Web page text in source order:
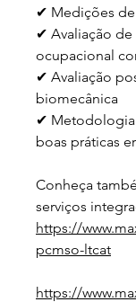
✔ Medições
✔ Avaliação
ocupacional
✔ Avaliação
biomecânica
✔ Metodologia
boas práticas
Conheça
serviços
https://
pcmso-ltcat
https://